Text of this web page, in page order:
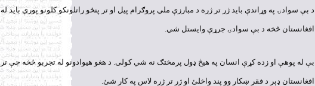
د بې سوادۍ په وړاندې بايد ژر تر ژره د مبارزې ملي پروګرام پيل او تر پنځو راتلونكو كلونو پورې بايد له
افغانستان څخه د بې سوادۍ جرړې وايستل شي.
بې له پوهې او زده كړې انسان په هيڅ ډول پرمختګ نه شي كولى. د هغو هيوادونو له تجربو څخه چې تر
افغانستان ډېر د فقر ښكار وو پند واخلئ او ژر تر ژره لاس په كار شئ.